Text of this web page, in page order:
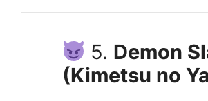
5. Demon
(Kimetsu no